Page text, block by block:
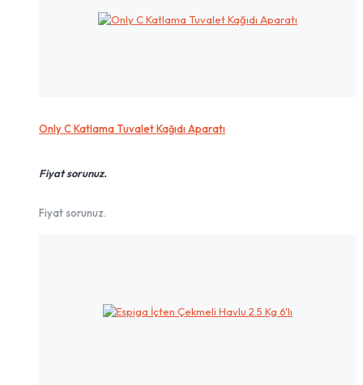
Only C Katlama Tuvalet Kağıdı Aparatı
Fiyat sorunuz.
Fiyat sorunuz.